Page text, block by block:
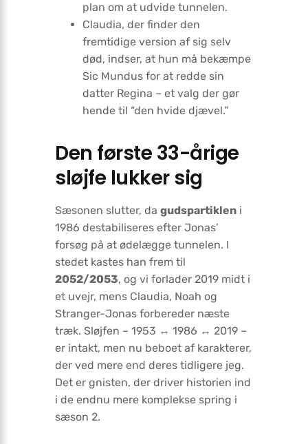
plan om at udvide tunnelen.
Claudia, der finder den
fremtidige version af sig selv
død, indser, at hun må bekæmpe
Sic Mundus for at redde sin
datter Regina – et valg der gør
hende til “den hvide djævel.”
Den første 33-årige
sløjfe lukker sig
Sæsonen slutter, da gudspartiklen i
1986 destabiliseres efter Jonas’
forsøg på at ødelægge tunnelen. I
stedet kastes han frem til
2052/2053, og vi forlader 2019 midt i
et uvejr, mens Claudia, Noah og
Stranger-Jonas forbereder næste
træk. Sløjfen – 1953 ↔ 1986 ↔ 2019 –
er intakt, men nu beboet af karakterer,
der ved mere end deres tidligere jeg.
Det er gnisten, der driver historien ind
i de endnu mere komplekse spring i
sæson 2.